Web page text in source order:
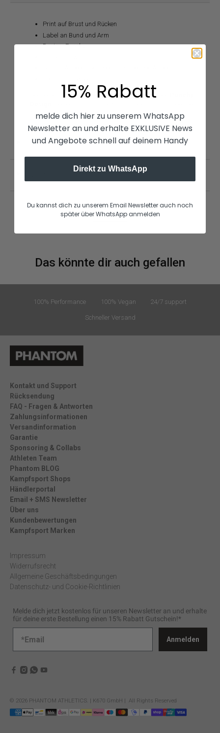
Print auf Brust und Rücken
Label an Bund und Arm
Design: Punchy
Bequemes T-Shirt für die jungen Sportler. Im neuen
Alltag.
Größe
Das könnte dir auch gefallen
100% Performance 100% Vegan 24/7 support
Schneller Versand
Kontakt und Support
Rücksendung
FAQ - Fragen & Antworten
Zahlungsinformationen
Versandinformation
Garantie
Sponsoring & Collabs
Athleten Team
Phantom BLOG
Kampfsport Shops
Händlerportal
Email + SMS Newsletter
Über uns
Kundenbewertungen
Kampfsport Marken
Impressum
Widerrufsrecht
Allgemeine Geschäftsbedingungen
Datenschutz- und Cookie-Richtlinien
Melde dich jetzt kostenlos für unseren Newsletter an und erhalte
für deine erste Bestellung einen 15% Rabatt Gutschein!*
Anmelden
© 2026 PHANTOM ATHLETICS. | K670 GmbH | All Rights Reserved
15% Rabatt
melde dich hier zu unserem WhatsApp
Newsletter an und erhalte EXKLUSIVE News
und Angebote schnell auf deinem Handy
Direkt zu WhatsApp
Du kannst dich zu unserem Email Newsletter auch noch
später über WhatsApp anmelden